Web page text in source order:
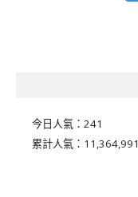
今日人氣： 241
累計人氣： 11,364,991